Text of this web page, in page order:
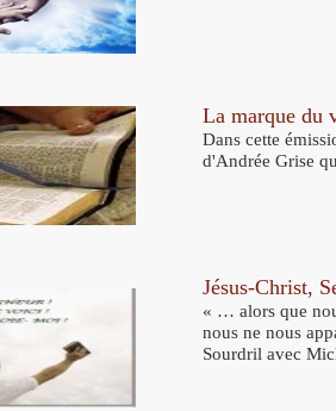
La marque du
Dans cette
d'Andrée Grise
Jésus-Christ,
« … alors que
nous ne nous
Sourdril avec